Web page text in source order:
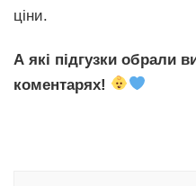
ціни.
А які підгузки обрали
коментарях!